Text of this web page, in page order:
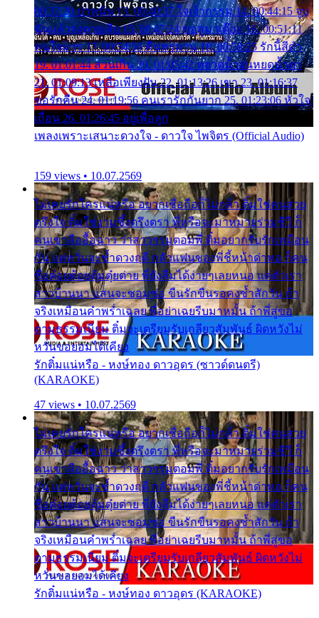
00:37:20 ปาหนัน 13. 00:40:37 ใจเจ้ากรรม 14. 00:44:15 จูบ
ฉันแล้วจงตายเสีย 15. 00:47:24 ขอสูมาเต๊อะ 16. 00:51:11
คนใจมาร 17. 00:54:50 คืนทรมาน 18. 00:58:25 รักนี้สีดำ
19. 01:01:44 ส่วนเกิน 20. 01:05:42 หยาดน้ำฝนหยดน้ำตา
21. 01:09:13 เหลือเพียงฝัน 22. 01:13:26 เขา 23. 01:16:37
ขอรักคืน 24. 01:19:56 คนเรารักกันยาก 25. 01:23:06 หัวใจ
เถื่อน 26. 01:26:45 อยู่เพื่อลูก
เพลงเพราะเสนาะดวงใจ - ดาวใจ ไพจิตร (Official Audio)
159 views • 10.07.2569
ไม่เคยรักใครแน่หรือ อยากเชื่อถือก็ไม่กล้า ติ๋มใช่คนสวย
ตรึงใจ ติ๋มใช่งามซึ้งตรึงตรา พี่หรือจะมาหมายร่วมชีวี ก็
คนเขาลืออื้อฉาว ว่าสาวๆรุมตอมพี่ ติ๋มอยากรับรักเหมือน
กัน แต่หวั่นจะช้ำดวงฤดี กลัวแฟนของพี่ชี้หน้าด่าทอ ก็คน
ชื่อต๋อยต้อยตุ้มตุ๋ยต่าย พี่ยังลืมได้ง่ายๆเลยหนอ แค่ตัวเรา
สาวบ้านนา แสนจะซอมซ่อ ขืนรักขืนรอคงช้ำสักวัน ถ้า
จริงเหมือนคำพร่ำเฉลย พี่อย่าเฉยรีบมาหมั้น ถ้าพี่สู่ขอ
ตามธรรมเนียม ติ๋มจะเตรียมรับเกลียวสัมพันธ์ ผิดหวังไม่
หวั่นขอยอมได้เคียง
รักติ๋มแน่หรือ - หงษ์ทอง ดาวอุดร (ซาวด์ดนตรี)
(KARAOKE)
47 views • 10.07.2569
ไม่เคยรักใครแน่หรือ อยากเชื่อถือก็ไม่กล้า ติ๋มใช่คนสวย
ตรึงใจ ติ๋มใช่งามซึ้งตรึงตรา พี่หรือจะมาหมายร่วมชีวี ก็
คนเขาลืออื้อฉาว ว่าสาวๆรุมตอมพี่ ติ๋มอยากรับรักเหมือน
กัน แต่หวั่นจะช้ำดวงฤดี กลัวแฟนของพี่ชี้หน้าด่าทอ ก็คน
ชื่อต๋อยต้อยตุ้มตุ๋ยต่าย พี่ยังลืมได้ง่ายๆเลยหนอ แค่ตัวเรา
สาวบ้านนา แสนจะซอมซ่อ ขืนรักขืนรอคงช้ำสักวัน ถ้า
จริงเหมือนคำพร่ำเฉลย พี่อย่าเฉยรีบมาหมั้น ถ้าพี่สู่ขอ
ตามธรรมเนียม ติ๋มจะเตรียมรับเกลียวสัมพันธ์ ผิดหวังไม่
หวั่นขอยอมได้เคียง
รักติ๋มแน่หรือ - หงษ์ทอง ดาวอุดร (KARAOKE)